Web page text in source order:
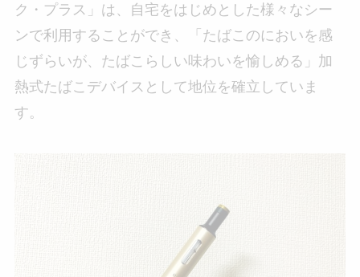
ク・プラス」は、自宅をはじめとした様々なシー
ンで利用することができ、「たばこのにおいを感
じずらいが、たばこらしい味わいを愉しめる」加
熱式たばこデバイスとして地位を確立していま
す。